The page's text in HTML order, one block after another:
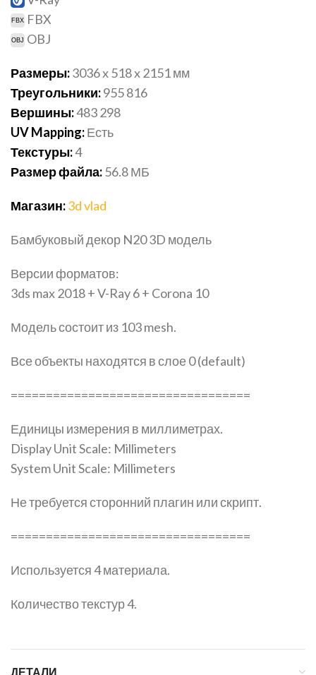
FBX
OBJ
Размеры:3036 x 518 x 2151 мм
Треугольники:955 816
Вершины:483 298
UV Mapping:Есть
Текстуры:4
Размер файла:56.8МБ
Магазин:3d vlad
Бамбуковый декор N20 3D модель
Версии форматов:
3ds max 2018 + V-Ray 6 + Corona 10
Модель состоит из 103 mesh.
Все объекты находятся в слое 0 (default)
==================================
Единицы измерения в миллиметрах.
Display Unit Scale: Millimeters
System Unit Scale: Millimeters
Не требуется сторонний плагин или скрипт.
==================================
Используется 4 материала.
Количество текстур 4.